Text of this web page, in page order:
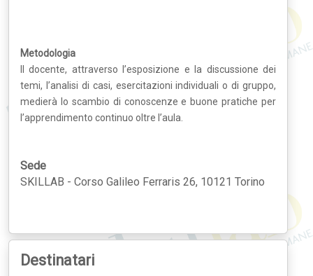
Metodologia
Il docente, attraverso l’esposizione e la discussione dei
temi, l’analisi di casi, esercitazioni individuali o di gruppo,
medierà lo scambio di conoscenze e buone pratiche per
l’apprendimento continuo oltre l’aula.
Sede
SKILLAB - Corso Galileo Ferraris 26, 10121 Torino
Destinatari